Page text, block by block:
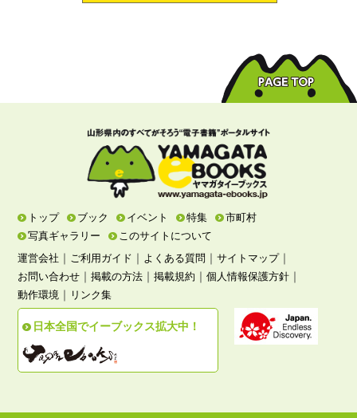
トップ ブック イベント 特集
市町村
写真ギャラリー
このサイトについて
運営会社 ｜ ご利用ガイド ｜ よくある質問 ｜サイトマップ｜
お問い合わせ ｜掲載の方法 ｜掲載規約 ｜個人情報保護方針 ｜
動作環境 ｜ リンク集
日本全国でイーブックス拡大中！